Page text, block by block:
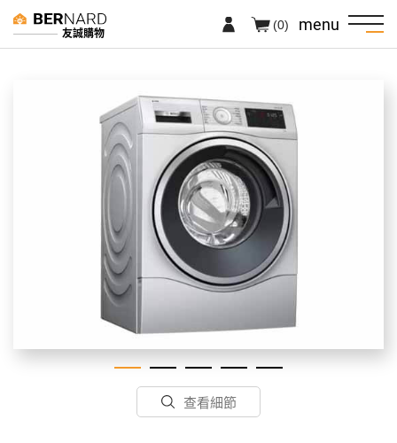
友誠購物 menu
(0)
查看細節